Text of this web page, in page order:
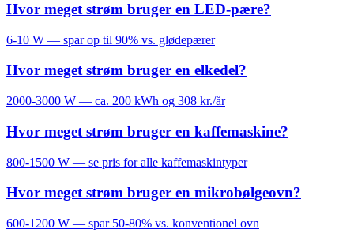
Hvor meget strøm bruger en LED-pære?
6-10 W — spar op til 90% vs. glødepærer
Hvor meget strøm bruger en elkedel?
2000-3000 W — ca. 200 kWh og 308 kr./år
Hvor meget strøm bruger en kaffemaskine?
800-1500 W — se pris for alle kaffemaskintyper
Hvor meget strøm bruger en mikrobølgeovn?
600-1200 W — spar 50-80% vs. konventionel ovn